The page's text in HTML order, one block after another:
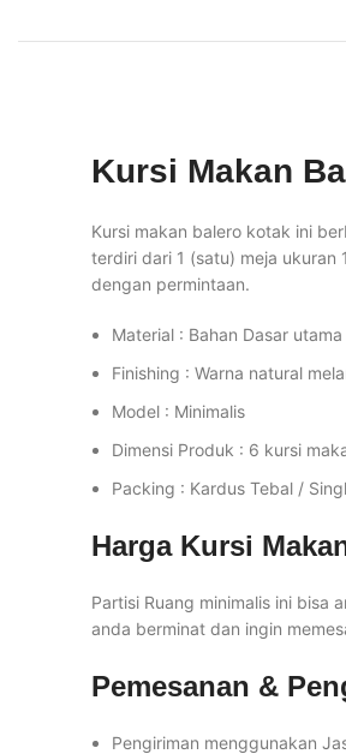
Kursi Makan
Kursi makan balero kotak ini
terdiri dari 1 (satu) meja
dengan permintaan.
Material : Bahan Dasar
Finishing : Warna natural
Model : Minimalis
Dimensi Produk : 6 kursi
Packing : Kardus Tebal /
Harga Kursi
Partisi Ruang minimalis ini
anda berminat dan ingin
Pemesanan &
Pengiriman menggunakan